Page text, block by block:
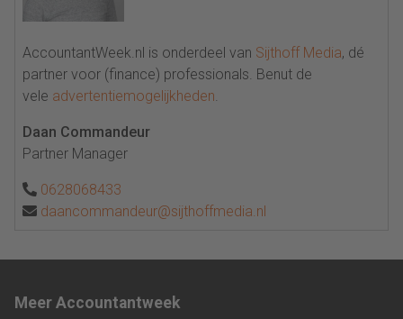
AccountantWeek.nl is onderdeel van Sijthoff Media, dé
partner voor (finance) professionals. Benut de
vele advertentiemogelijkheden.
Daan Commandeur
Partner Manager
0628068433
daancommandeur@sijthoffmedia.nl
Meer Accountantweek